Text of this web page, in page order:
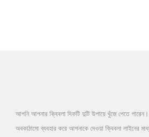
আপনি আপনার ক্বিবলা দিকটি দুটি উপায়ে খুঁজে পেতে
অবকাঠামো ব্যবহার করে আপনাকে দেওয়া ক্বিবলা লাইনের